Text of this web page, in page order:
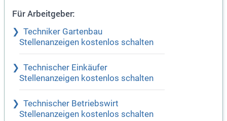
Für Arbeitgeber:
Techniker Gartenbau
Stellenanzeigen kostenlos schalten
Technischer Einkäufer
Stellenanzeigen kostenlos schalten
Technischer Betriebswirt
Stellenanzeigen kostenlos schalten